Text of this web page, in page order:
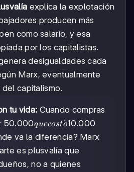
explica la explotación
producen más
como salario, y esa
por los capitalistas.
desigualdades cada
Marx, eventualmente
capitalismo.
tu vida: Cuando compras
50.000
que
costó
50.000quecosto
ˊ10.000
va la diferencia? Marx
es plusvalía que
no a quienes